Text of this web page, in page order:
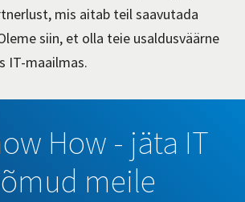
mis aitab teil saavutada
siin, et olla teie usaldusväärne
IT-maailmas.
How - jäta IT
meile